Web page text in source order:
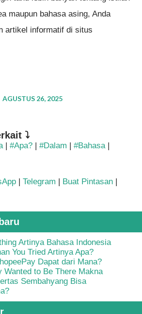
maupun bahasa asing, Anda
artikel informatif di situs
AGUSTUS 26, 2025
⤵
| #Apa? | #Dalam | #Bahasa |
| Telegram | Buat Pintasan |
Artinya Bahasa Indonesia
You Tried Artinya Apa?
Dapat dari Mana?
Wanted to Be There Makna
Sembahyang Bisa